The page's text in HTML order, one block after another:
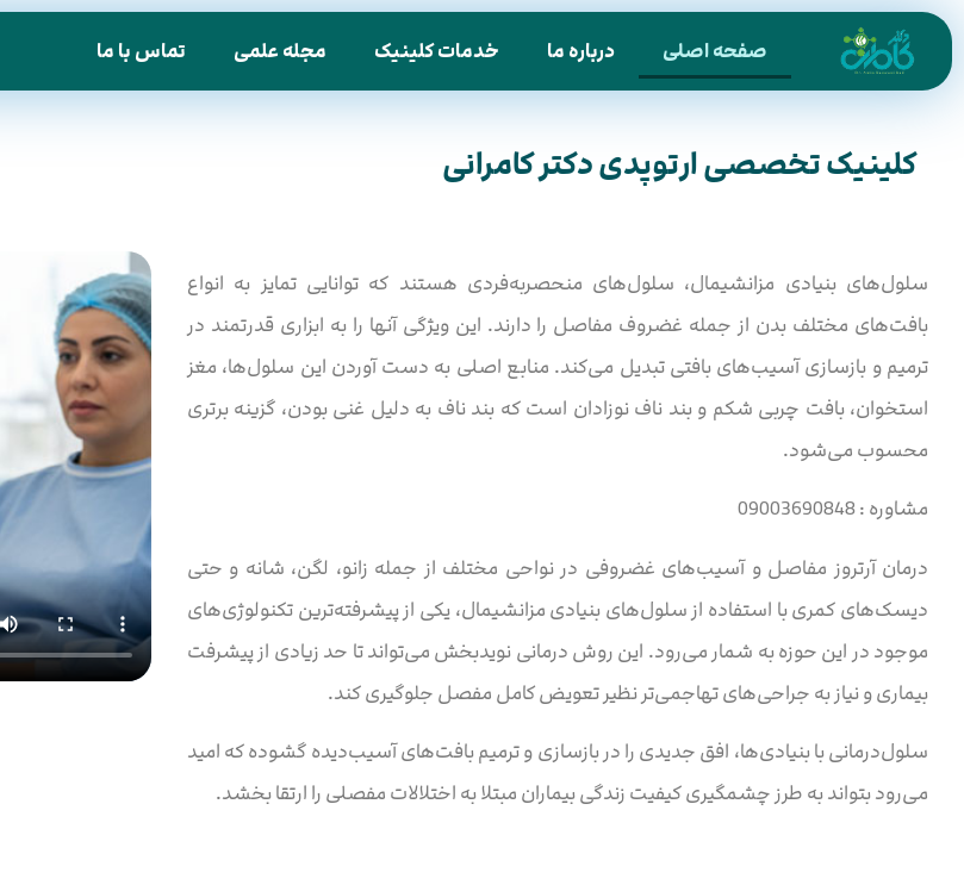
صفحه اصلی درباره ما خدمات کلینیک مجله علمی تماس با ما
کلینیک تخصصی ارتوپدی دکتر کامرانی
سلول‌های بنیادی مزانشیمال، سلول‌های منحصربه‌فردی هستند که توانایی تمایز به انواع
بافت‌های مختلف بدن از جمله غضروف مفاصل را دارند. این ویژگی آنها را به ابزاری قدرتمند در
ترمیم و بازسازی آسیب‌های بافتی تبدیل می‌کند. منابع اصلی به دست آوردن این سلول‌ها، مغز
استخوان، بافت چربی شکم و بند ناف نوزادان است که بند ناف به دلیل غنی بودن، گزینه برتری
محسوب می‌شود.
مشاوره : 09003690848
درمان آرتروز مفاصل و آسیب‌های غضروفی در نواحی مختلف از جمله زانو، لگن، شانه و حتی
دیسک‌های کمری با استفاده از سلول‌های بنیادی مزانشیمال، یکی از پیشرفته‌ترین تکنولوژی‌های
موجود در این حوزه به شمار می‌رود. این روش درمانی نوید‌بخش می‌تواند تا حد زیادی از پیشرفت
بیماری و نیاز به جراحی‌های تهاجمی‌تر نظیر تعویض کامل مفصل جلوگیری کند.
سلول‌درمانی با بنیادی‌ها، افق جدیدی را در بازسازی و ترمیم بافت‌های آسیب‌دیده گشوده که امید
می‌رود بتواند به طرز چشمگیری کیفیت زندگی بیماران مبتلا به اختلالات مفصلی را ارتقا بخشد.